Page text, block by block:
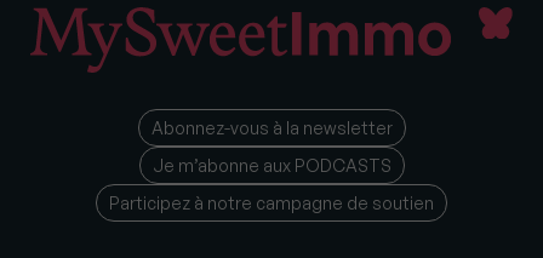
Abonnez-vous à la newsletter
Je m’abonne aux PODCASTS
Participez à notre campagne de soutien